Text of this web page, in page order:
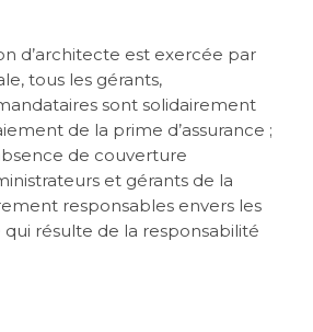
d’architecte est exercée par
tous les gérants,
sont solidairement
de la prime d’assurance ;
de couverture
et gérants de la
responsables envers les
résulte de la responsabilité